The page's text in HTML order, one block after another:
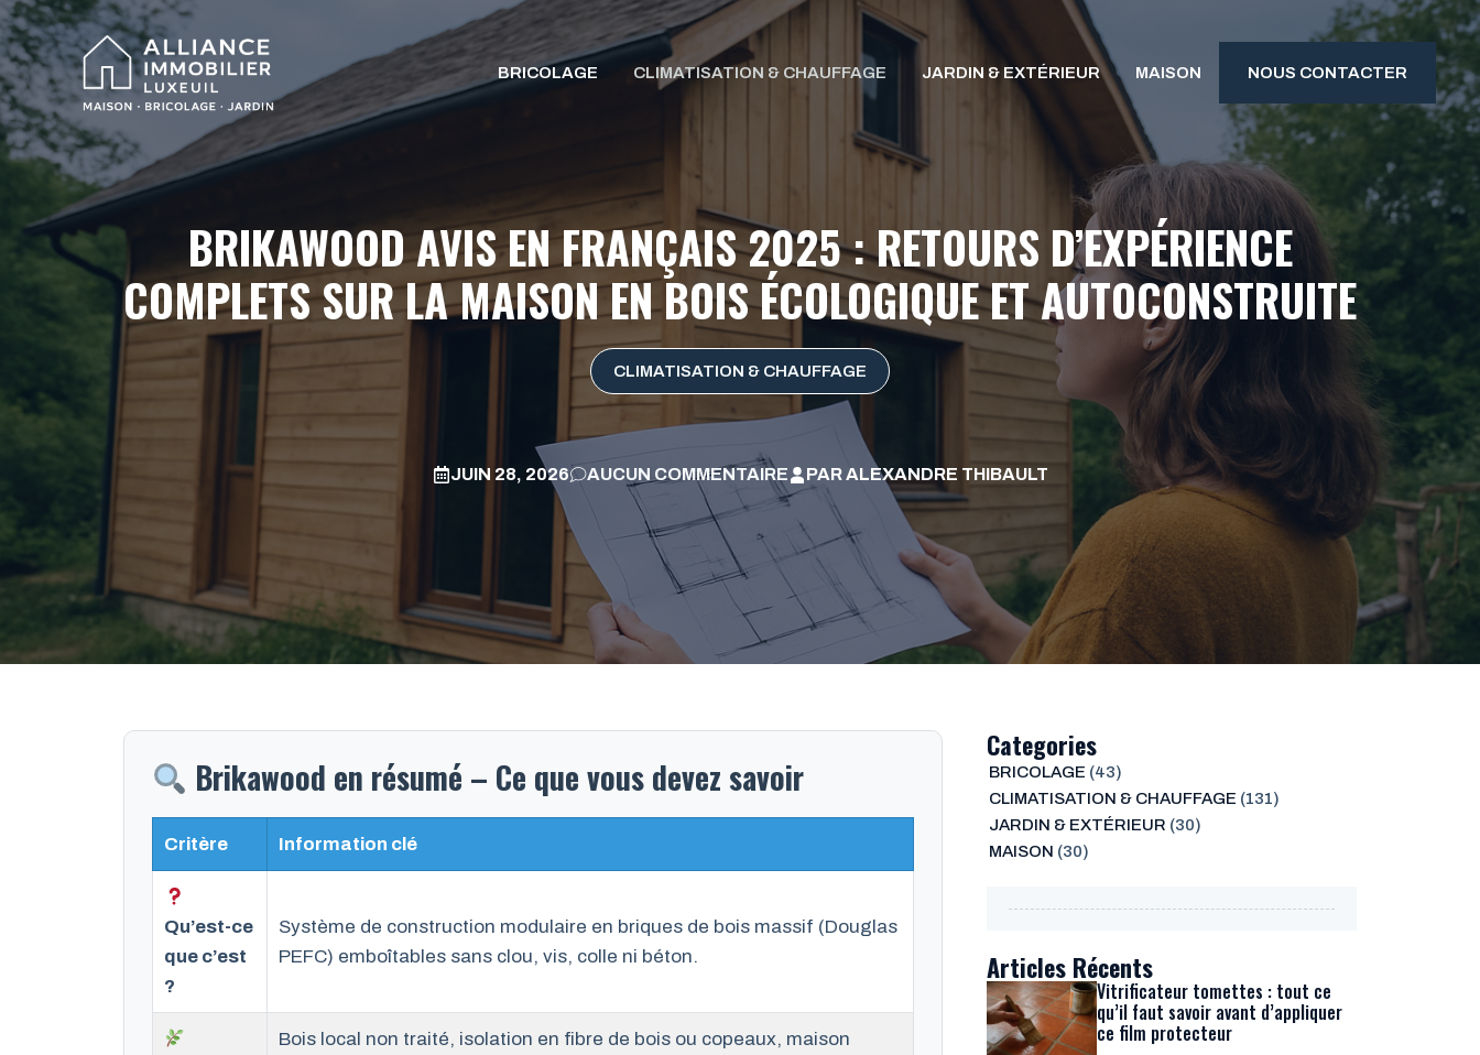
Aller
au
contenu
BRICOLAGE CLIMATISATION & CHAUFFAGE JARDIN & EXTÉRIEUR MAISON NOUS CONTACTER
BRIKAWOOD AVIS EN FRANÇAIS 2025 : RETOURS D’EXPÉRIENCE
COMPLETS SUR LA MAISON EN BOIS ÉCOLOGIQUE ET AUTOCONSTRUITE
CLIMATISATION & CHAUFFAGE
JUIN 28, 2026 AUCUN COMMENTAIRE PARALEXANDRE THIBAULT
Brikawood en résumé – Ce que vous devez savoir
Critère Information clé
Qu’est-ce
que c’est
?
Système de construction modulaire en briques de bois massif (Douglas
PEFC) emboîtables sans clou, vis, colle ni béton.
Bois local non traité, isolation en fibre de bois ou copeaux, maison
Categories
BRICOLAGE (43)
CLIMATISATION & CHAUFFAGE (131)
JARDIN & EXTÉRIEUR (30)
MAISON (30)
Articles Récents
Vitrificateur tomettes : tout ce
qu’il faut savoir avant d’appliquer
ce film protecteur